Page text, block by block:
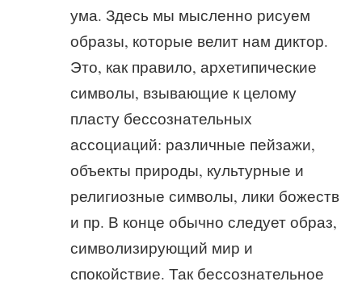
ума. Здесь мы мысленно рисуем
образы, которые велит нам диктор.
Это, как правило, архетипические
символы, взывающие к целому
пласту бессознательных
ассоциаций: различные пейзажи,
объекты природы, культурные и
религиозные символы, лики божеств
и пр. В конце обычно следует образ,
символизирующий мир и
спокойствие. Так бессознательное